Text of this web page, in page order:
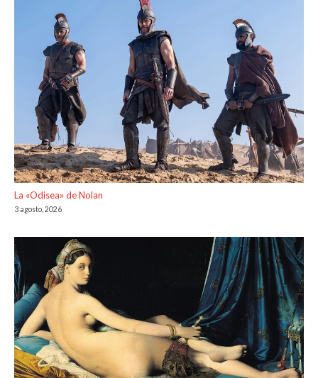
La «Odisea» de Nolan
3 agosto, 2026